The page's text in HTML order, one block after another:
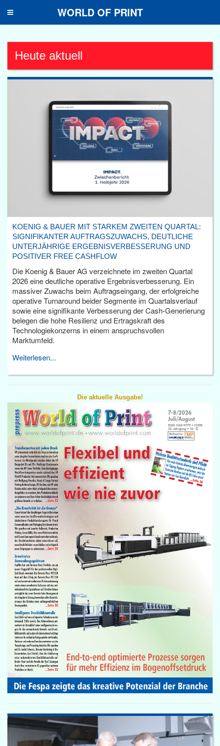
Toggle
WORLD OF PRINT
Heute aktuell
KOENIG & BAUER MIT STARKEM ZWEITEN QUARTAL:
SIGNIFIKANTER AUFTRAGSZUWACHS, DEUTLICHE
UNTERJÄHRIGE ERGEBNISVERBESSERUNG UND
POSITIVER FREE CASHFLOW
Die Koenig & Bauer AG verzeichnete im zweiten Quartal
2026 eine deutliche operative Ergebnisverbesserung. Ein
massiver Zuwachs beim Auftragseingang, der erfolgreiche
operative Turnaround beider Segmente im Quartalsverlauf
sowie eine signifikante Verbesserung der Cash-Generierung
belegen die hohe Resilienz und Ertragskraft des
Technologiekonzerns in einem anspruchsvollen
Marktumfeld.
Weiterlesen...
Die aktuelle Ausgabe!